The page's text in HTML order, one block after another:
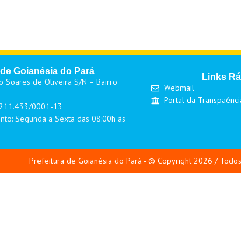
Goianésia do Pará
Soares de Oliveira S/N – Bairro
0001-13
Segunda a Sexta das 08:00h às
Links
Webmail
Portal da
Prefeitura de Goianésia do Pará - © Copyright 2026 /